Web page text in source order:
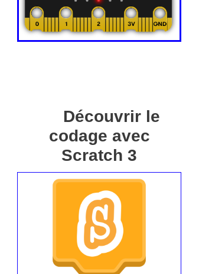
Découvrir le
codage avec
Scratch 3